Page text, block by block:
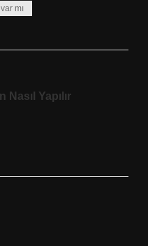
mı
Yapılır